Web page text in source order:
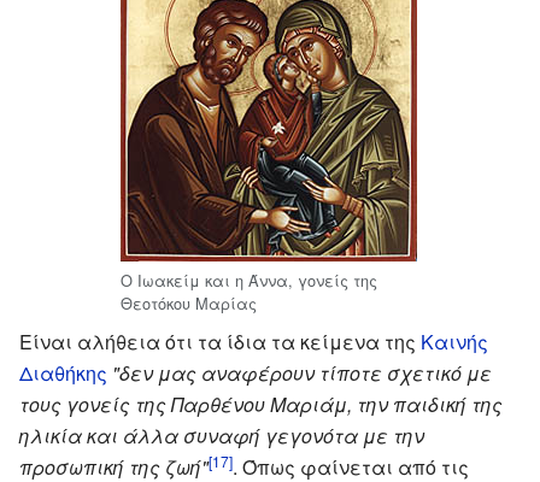
Ο Ιωακείμ και η Άννα, γονείς της
Θεοτόκου Μαρίας
Είναι αλήθεια ότι τα ίδια τα κείμενα της Καινής
Διαθήκης "δεν μας αναφέρουν τίποτε σχετικό με
τους γονείς της Παρθένου Μαριάμ, την παιδική της
ηλικία και άλλα συναφή γεγονότα με την
προσωπική της ζωή"[17]. Όπως φαίνεται από τις